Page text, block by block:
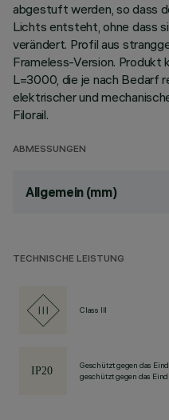
abgestuft werden, so dass
Lichts entsteht, ohne dass
verändert. Profil aus
Frameless-Version.
L=3000, die je nach Bedarf
elektrischer und
Filorail.
ABMESSUNGEN
Allgemein (mm)
TECHNISCHE LEISTUNG
Class III
Geschützt gegen das
geschützt gegen das